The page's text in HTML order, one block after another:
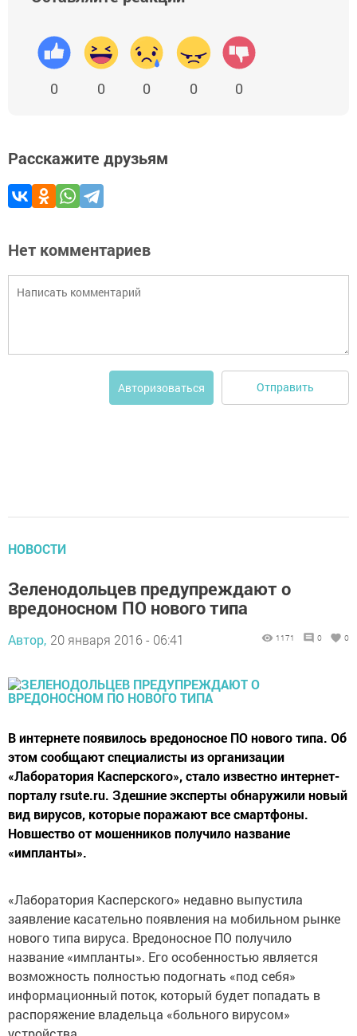
0 0 0 0 0
Расскажите друзьям
Нет комментариев
Авторизоваться Отправить
НОВОСТИ
Зеленодольцев предупреждают о
вредоносном ПО нового типа
Автор, 20 января 2016 - 06:41 1171 0 0
В интернете появилось вредоносное ПО нового типа. Об
этом сообщают специалисты из организации
«Лаборатория Касперского», стало известно интернет-
порталу rsute.ru. Здешние эксперты обнаружили новый
вид вирусов, которые поражают все смартфоны.
Новшество от мошенников получило название
«импланты».
«Лаборатория Касперского» недавно выпустила
заявление касательно появления на мобильном рынке
нового типа вируса. Вредоносное ПО получило
название «импланты». Его особенностью является
возможность полностью подогнать «под себя»
информационный поток, который будет попадать в
распоряжение владельца «больного вирусом»